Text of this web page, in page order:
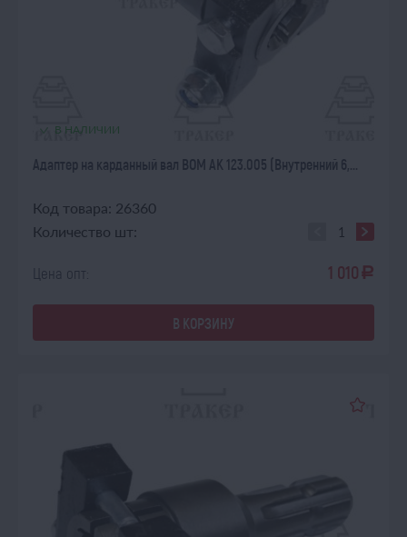
В НАЛИЧИИ
Адаптер на карданный вал ВОМ АК 123.005 (Внутренний 6,...
Код товара: 26360
Количество шт:
Цена опт: 1 010 a
В КОРЗИНУ